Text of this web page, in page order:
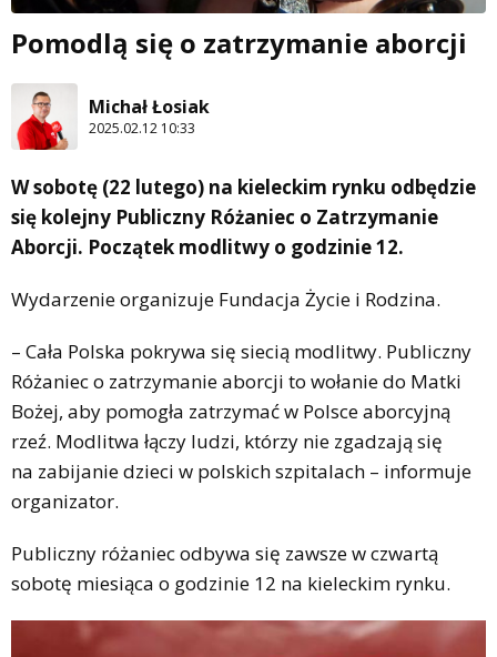
Pomodlą się o zatrzymanie aborcji
Michał Łosiak
2025.02.12 10:33
W sobotę (22 lutego) na kieleckim rynku odbędzie
się kolejny Publiczny Różaniec o Zatrzymanie
Aborcji. Początek modlitwy o godzinie 12.
Wydarzenie organizuje Fundacja Życie i Rodzina.
– Cała Polska pokrywa się siecią modlitwy. Publiczny
Różaniec o zatrzymanie aborcji to wołanie do Matki
Bożej, aby pomogła zatrzymać w Polsce aborcyjną
rzeź. Modlitwa łączy ludzi, którzy nie zgadzają się
na zabijanie dzieci w polskich szpitalach – informuje
organizator.
Publiczny różaniec odbywa się zawsze w czwartą
sobotę miesiąca o godzinie 12 na kieleckim rynku.